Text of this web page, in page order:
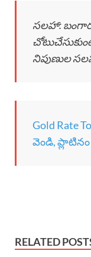
సలహా:
నిపుణుల
Gold Rate
వెండి,
RELATED